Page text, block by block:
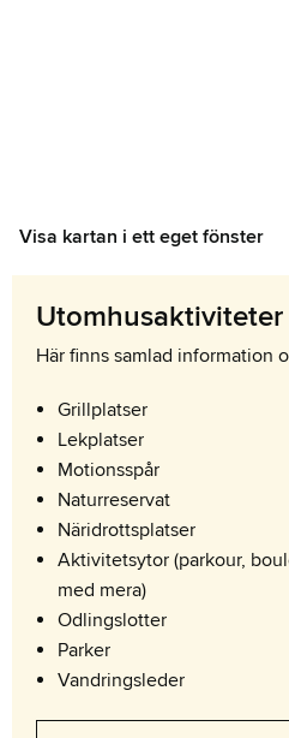
Visa kartan i ett eget fönster
Utomhusaktiviteter
Här finns samlad information
Grillplatser
Lekplatser
Motionsspår
Naturreservat
Näridrottsplatser
Aktivitetsytor (parkour,
med mera)
Odlingslotter
Parker
Vandringsleder